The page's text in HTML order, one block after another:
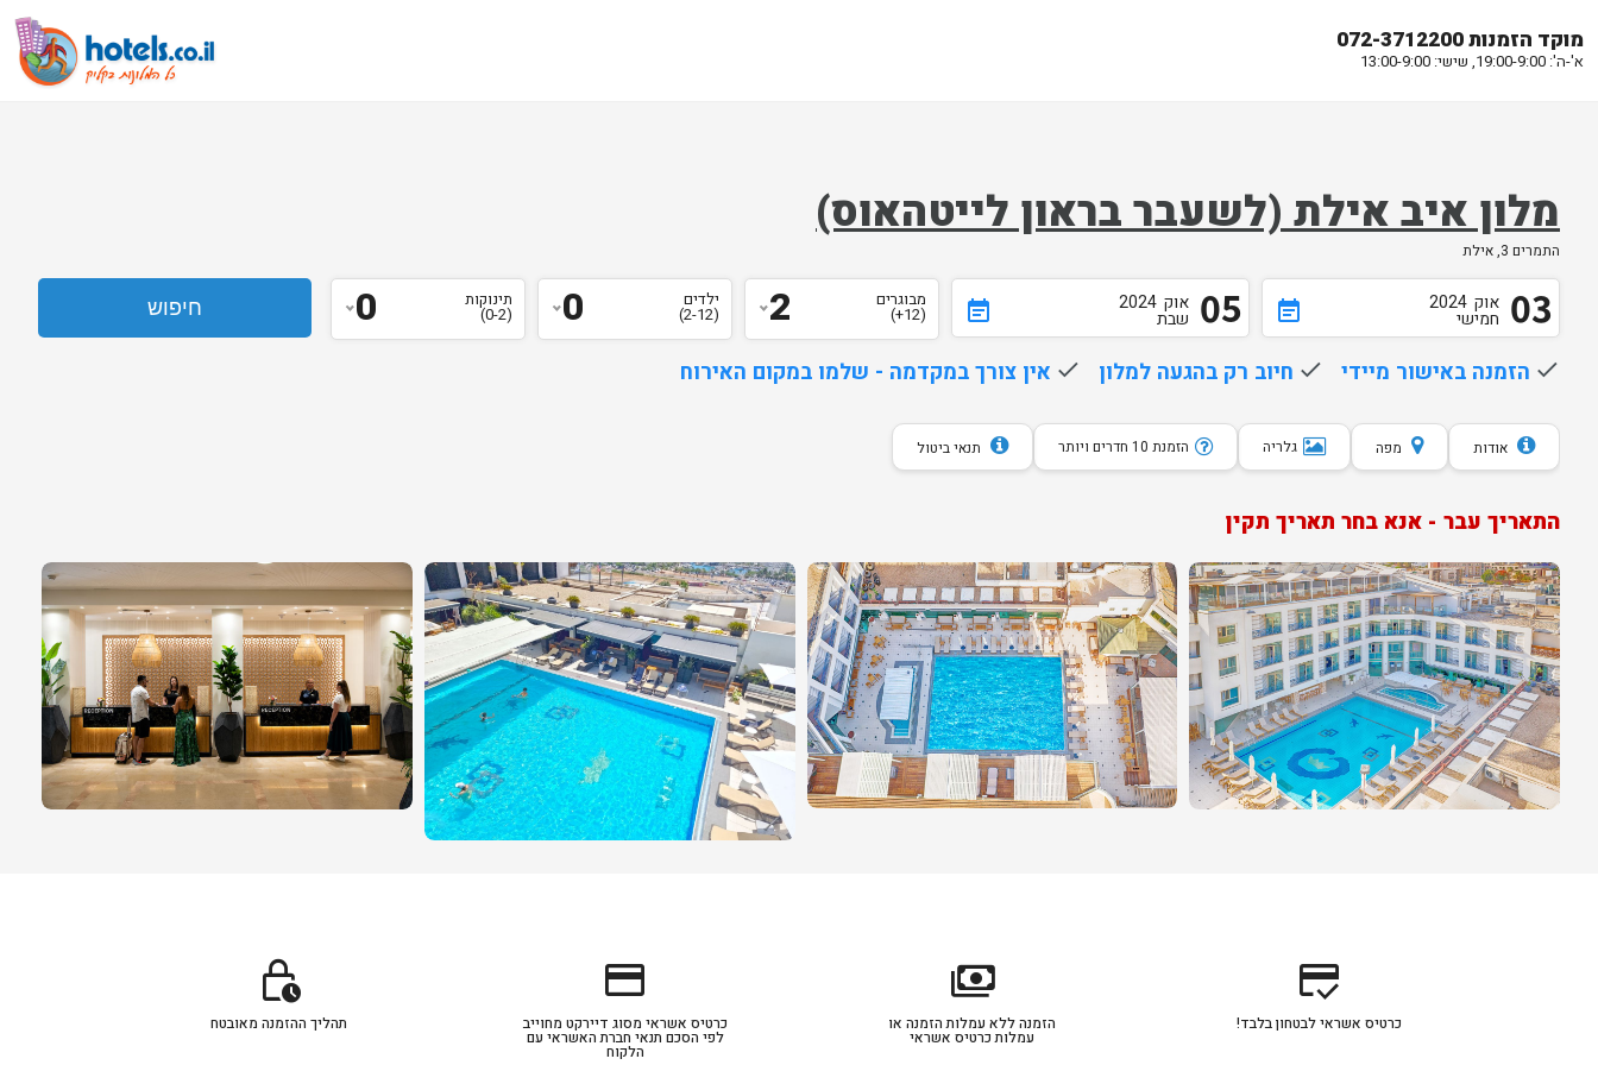
מוקד הזמנות 072-3712200
א'-ה': 19:00-9:00, שישי: 13:00-9:00
מלון איב אילת (לשעבר בראון לייטהאוס)
התמרים 3, אילת
event_note 03 אוק 2024
חמישי event_note 05 אוק 2024
שבת
מבוגרים
(12+)
2 ילדים
(2-12)
0 תינוקות
(0-2)
0
done הזמנה באישור מיידי done חיוב רק בהגעה למלון done אין צורך במקדמה - שלמו במקום האירוח
אודות מפה גלריה הזמנת 10 חדרים ויותר תנאי ביטול
התאריך עבר - אנא בחר תאריך תקין
credit_score
כרטיס אשראי לבטחון בלבד!
payments
הזמנה ללא עמלות הזמנה או
עמלות כרטיס אשראי
credit_card
כרטיס אשראי מסוג דיירקט מחוייב
לפי הסכם תנאי חברת האשראי עם
הלקוח
lock_clock
תהליך ההזמנה מאובטח